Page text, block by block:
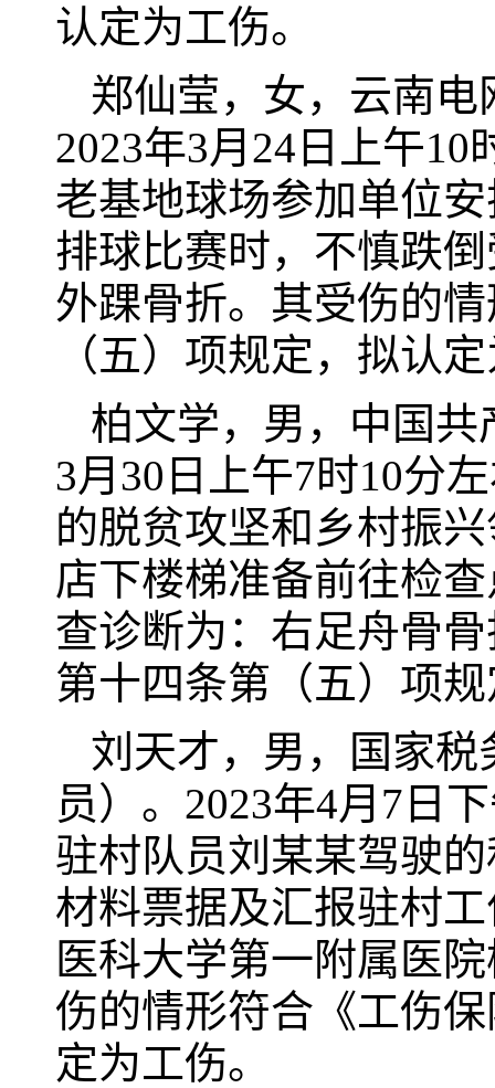
认定为工伤。
郑仙莹，女，云南
2023年3月24日上午
老基地球场参加单位
排球比赛时，不慎跌
外踝骨折。其受伤的
（五）项规定，拟认
柏文学，男，中国共
3月30日上午7时10分
的脱贫攻坚和乡村振
店下楼梯准备前往检
查诊断为：右足舟骨
第十四条第（五）项
刘天才，男，国家
员）。2023年4月7日
驻村队员刘某某驾驶
材料票据及汇报驻村
医科大学第一附属医
伤的情形符合《工伤
定为工伤。